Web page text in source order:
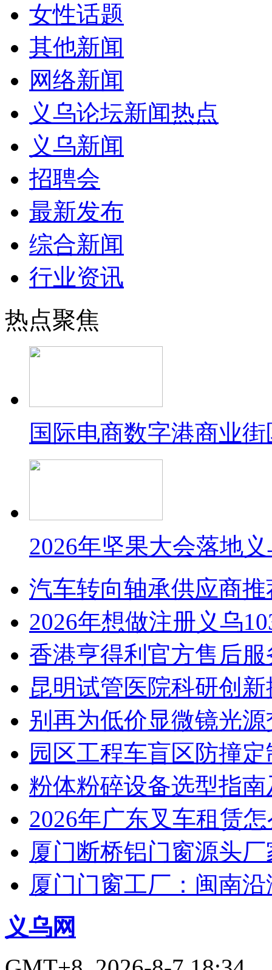
女性话题
其他新闻
网络新闻
义乌论坛新闻热点
义乌新闻
招聘会
最新发布
综合新闻
行业资讯
热点聚焦
国际电商数字港商业
2026年坚果大会落地
汽车转向轴承供应商
2026年想做注册义乌
香港亨得利官方售后
昆明试管医院科研创
别再为低价显微镜光
园区工程车盲区防撞
粉体粉碎设备选型指
2026年广东叉车租赁
厦门断桥铝门窗源头
厦门门窗工厂：闽南
义乌网